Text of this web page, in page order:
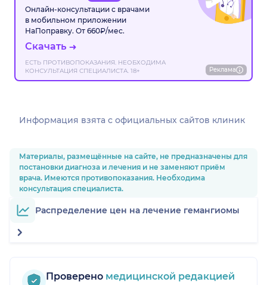
Онлайн-консультации с врачами
в мобильном приложении
НаПоправку. От 660₽/мес.
Скачать
ЕСТЬ ПРОТИВОПОКАЗАНИЯ. НЕОБХОДИМА
КОНСУЛЬТАЦИЯ СПЕЦИАЛИСТА. 18+
Реклама
Информация взята c официальных сайтов клиник
Материалы, размещённые на сайте, не предназначены для
постановки диагноза и лечения и не заменяют приём
врача. Имеются противопоказания. Необходима
консультация специалиста.
Распределение цен на лечение гемангиомы
Проверено медицинской редакцией